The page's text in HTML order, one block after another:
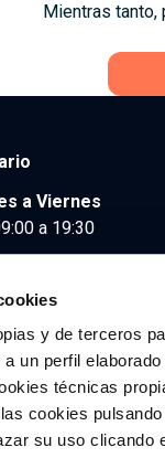
y de terceros
un perfil
técnicas
cookies
su uso clicando
Mientras tanto,
a Viernes
a 19:30
los derechos